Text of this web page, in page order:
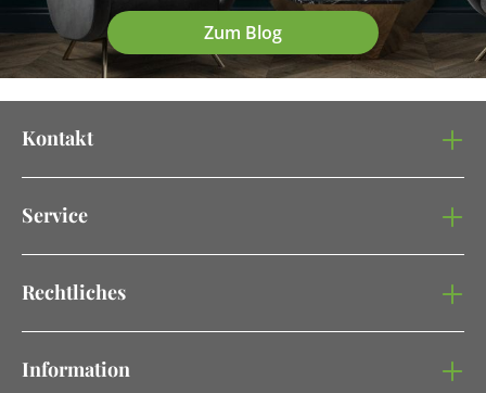
Zum Blog
Kontakt
Service
Rechtliches
Information